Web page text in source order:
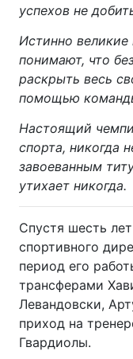
успехов не
Истинно
понимают, что
раскрыть весь
помощью
Настоящий
спорта, никогда
завоеванным
утихает никогда.
Спустя шесть
спортивного
период его
трансферами
Левандовски,
приход на
Гвардиолы.